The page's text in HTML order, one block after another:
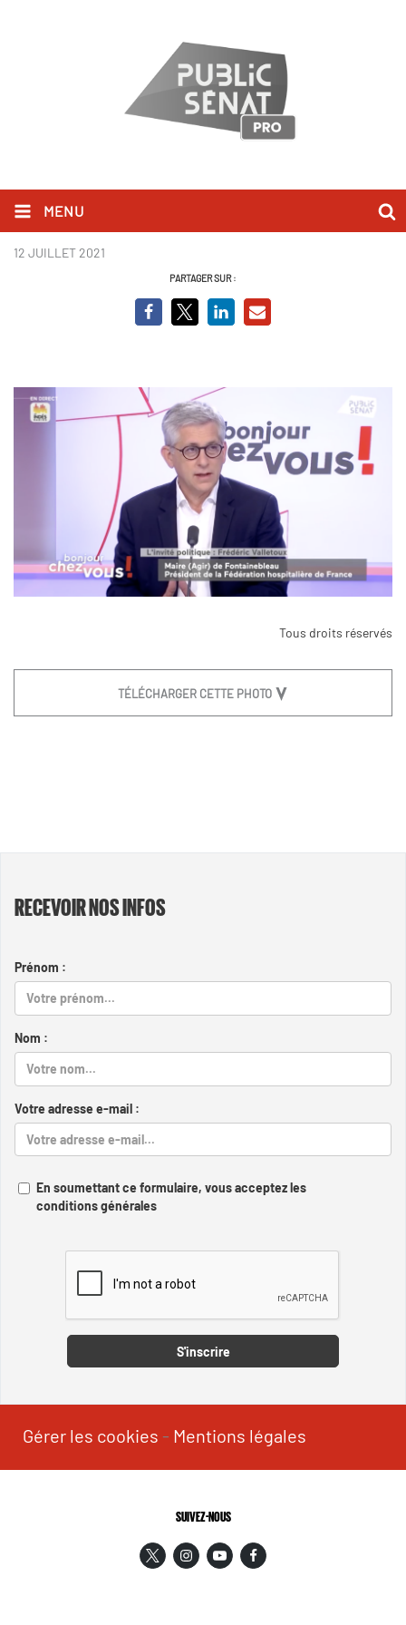
MENU
Frédéric Valletoux_BCV.png
12 JUILLET 2021
PARTAGER SUR :
Tous droits réservés
TÉLÉCHARGER CETTE PHOTO
RECEVOIR NOS INFOS
Prénom :
Nom :
Votre adresse e-mail :
En soumettant ce formulaire, vous acceptez les
conditions générales
S'inscrire
Gérer les cookies - Mentions légales
SUIVEZ-NOUS